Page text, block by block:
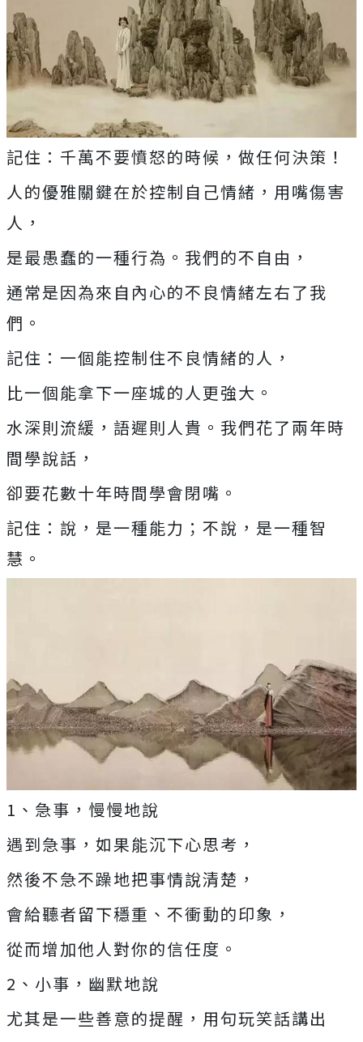
記住：千萬不要憤怒的時候，做任何決策！
人的優雅關鍵在於控制自己情緒，用嘴傷害
人，
是最愚蠢的一種行為。我們的不自由，
通常是因為來自內心的不良情緒左右了我
們。
記住：一個能控制住不良情緒的人，
比一個能拿下一座城的人更強大。
水深則流緩，語遲則人貴。我們花了兩年時
間學說話，
卻要花數十年時間學會閉嘴。
記住：說，是一種能力；不說，是一種智
慧。
1、急事，慢慢地說
遇到急事，如果能沉下心思考，
然後不急不躁地把事情說清楚，
會給聽者留下穩重、不衝動的印象，
從而增加他人對你的信任度。
2、小事，幽默地說
尤其是一些善意的提醒，用句玩笑話講出